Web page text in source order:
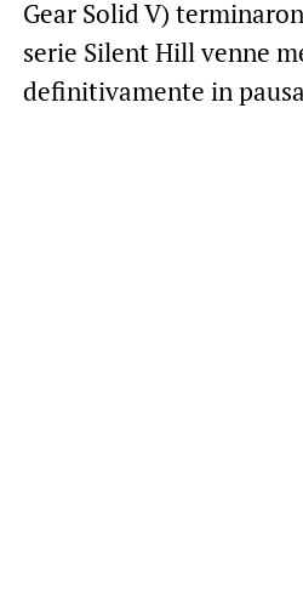
Gear Solid V)
serie Silent Hill venne
definitivamente in